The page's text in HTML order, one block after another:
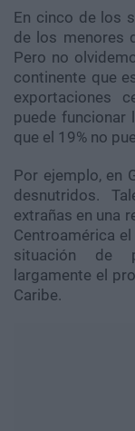
En cinco de los
de los menores
Pero no
continente que
exportaciones
puede funcionar
que el 19% no
Por ejemplo, en
desnutridos.
extrañas en una
Centroamérica
situación de
largamente el
Caribe.